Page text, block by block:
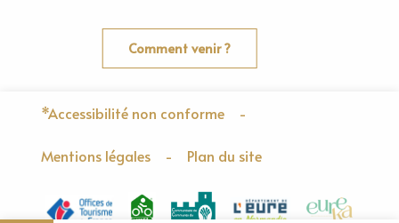
Comment venir ?
*Accessibilité non conforme -
Mentions légales - Plan du site